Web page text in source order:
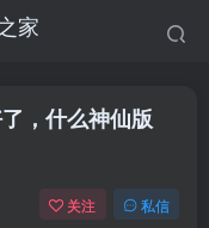
，什么神仙版
关注 私信